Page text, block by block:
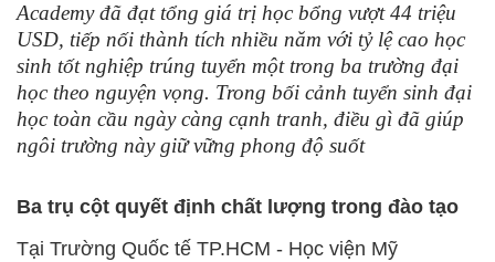
Academy đã đạt tổng giá trị học bổng vượt 44 triệu
USD, tiếp nối thành tích nhiều năm với tỷ lệ cao học
sinh tốt nghiệp trúng tuyển một trong ba trường đại
học theo nguyện vọng. Trong bối cảnh tuyển sinh đại
học toàn cầu ngày càng cạnh tranh, điều gì đã giúp
ngôi trường này giữ vững phong độ suốt
Ba trụ cột quyết định chất lượng trong đào tạo
Tại Trường Quốc tế TP.HCM - Học viện Mỹ